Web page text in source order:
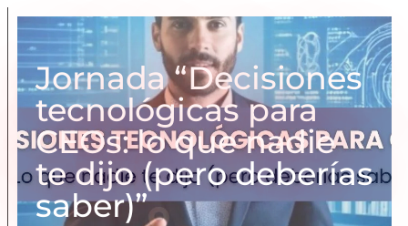
Jornada “Decisiones
tecnológicas para
CEOs: lo que nadie
te dijo (pero deberías
saber)”